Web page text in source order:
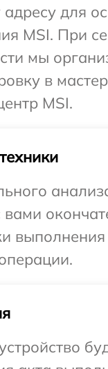
для
MSI. При
мы
в
MSI.
вами